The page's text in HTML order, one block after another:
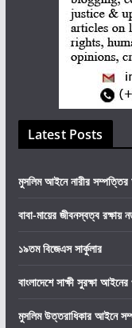
Latest Posts
মুসলিম আইনে নারীর সম্পত্তির
বাবা-মায়ের জীবনস্বত্ব
১৯তম বিজেএস সার্কুলার
বাংলাদেশে সাক্ষী সুরক্ষা
মুসলিম উত্তরাধিকার আইনে